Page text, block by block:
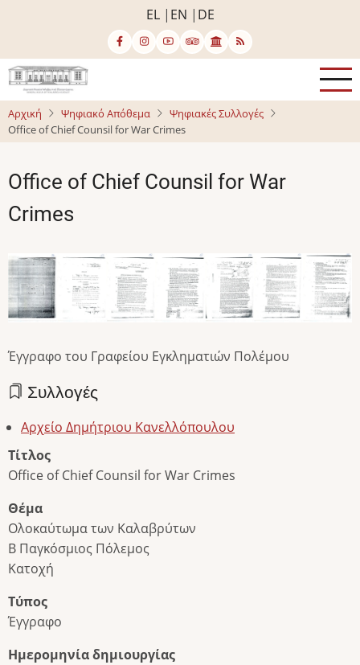
κυρίως
περιεχόμενο
EL EN DE
Αρχική Ψηφιακό Απόθεμα
Ψηφιακές Συλλογές
Office of Chief Counsil for War Crimes
Office of Chief Counsil for War
Crimes
Image Image Image Image Image Image Image
Έγγραφο του Γραφείου Εγκληματιών Πολέμου
Συλλογές
Αρχείο Δημήτριου Κανελλόπουλου
Τίτλος
Office of Chief Counsil for War Crimes
Θέμα
Ολοκαύτωμα των Καλαβρύτων
Β Παγκόσμιος Πόλεμος
Κατοχή
Τύπος
Έγγραφο
Ημερομηνία δημιουργίας